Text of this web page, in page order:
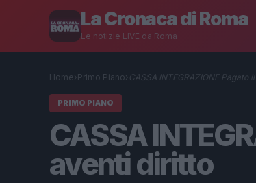
La Cronaca di Roma
Le notizie LIVE da Roma
Home› Primo Piano› CASSA INTEGRAZIONE
PRIMO PIANO
CASSA
aventi diritto